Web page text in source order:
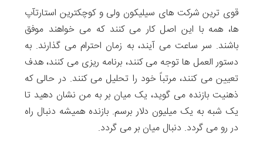
قوی ترین شرکت های سیلیکون ولی و کوچکترین استارت­آپ
ها، همه با این اصل کار می کنند که می خواهند موفق
باشند. سر ساعت می آیند، به زمان احترام می گذارند. به
دستور العمل ها توجه می کنند، برنامه ریزی می کنند، هدف
تعیین می کنند، مرتباً خود را تحلیل می کنند. در حالی که
ذهنیت بازنده می گوید، یک میان بر به من نشان دهید تا
یک شبه به یک میلیون دلار برسم. بازنده همیشه دنبال راه
در رو می گردد. دنبال میان بر می گردد.